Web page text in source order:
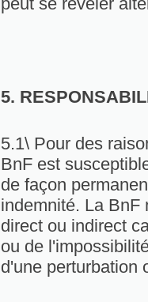
5.
5.1\ Pour des
BnF est
de façon
indemnité. La BnF
direct ou indirect
ou de
d'une perturbation